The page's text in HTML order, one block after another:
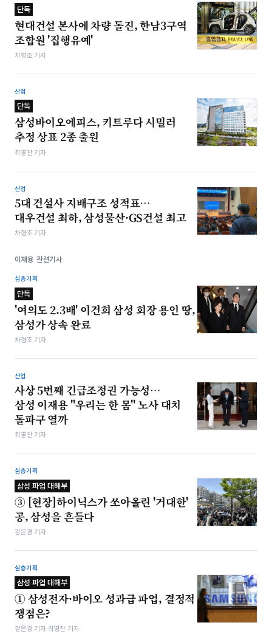
단독
현대건설 본사에 차량 돌진, 한남3구역
조합원 '집행유예'
차형조 기자
산업
단독
삼성바이오에피스, 키트루다 시밀러
추정 상표 2종 출원
최영찬 기자
산업
5대 건설사 지배구조 성적표…
대우건설 최하, 삼성물산·GS건설 최고
차형조 기자
이재용 관련기사
심층기획
단독
'여의도 2.3배' 이건희 삼성 회장 용인 땅,
삼성가 상속 완료
차형조 기자
산업
사상 5번째 긴급조정권 가능성…
삼성 이재용 "우리는 한 몸" 노사 대치
돌파구 열까
최영찬 기자
심층기획
삼성 파업 대해부
③ [현장]하이닉스가 쏘아올린 '거대한'
공, 삼성을 흔들다
강은경 기자
심층기획
삼성 파업 대해부
① 삼성전자·바이오 성과급 파업, 결정적
쟁점은?
강은경 기자·최영찬 기자